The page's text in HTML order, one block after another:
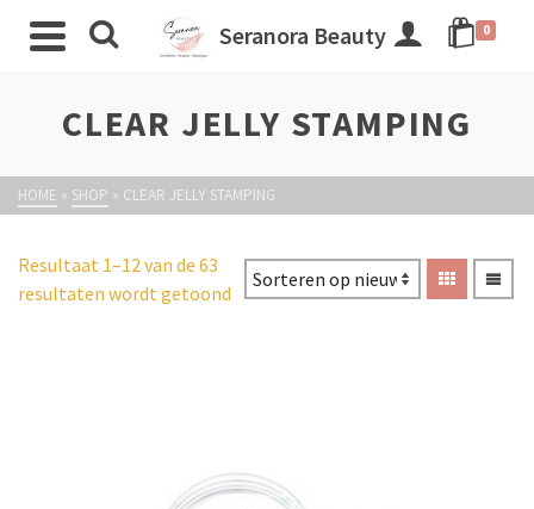
Seranora Beauty 0
CLEAR JELLY STAMPING
HOME » SHOP » CLEAR JELLY STAMPING
Resultaat 1–12 van de 63
resultaten wordt getoond